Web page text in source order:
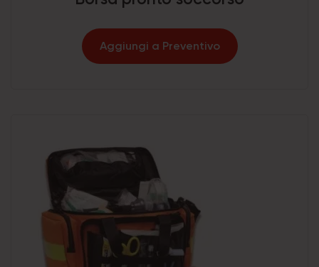
Aggiungi a Preventivo